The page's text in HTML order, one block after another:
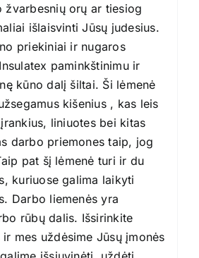
žvarbesnių orų ar tiesiog
išlaisvinti Jūsų judesius.
priekiniai ir nugaros
paminkštinimu ir
kūno dalį šiltai. Ši lėmenė
kišenius , kas leis
liniuotes bei kitas
darbo priemones taip, jog
pat šį lėmenė turi ir du
kuriuose galima laikyti
Darbo liemenės yra
rūbų dalis. Išsirinkite
mes uždėsime Jūsų įmonės